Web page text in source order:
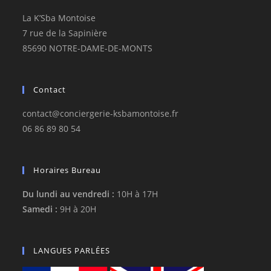
La K’Sba Montoise
7 rue de la Sapinière
85690 NOTRE-DAME-DE-MONTS
Contact
contact@conciergerie-ksbamontoise.fr
06 86 89 80 54
Horaires Bureau
Du lundi au vendredi : 10H à 17H
Samedi : 9H à 20H
LANGUES PARLÉES